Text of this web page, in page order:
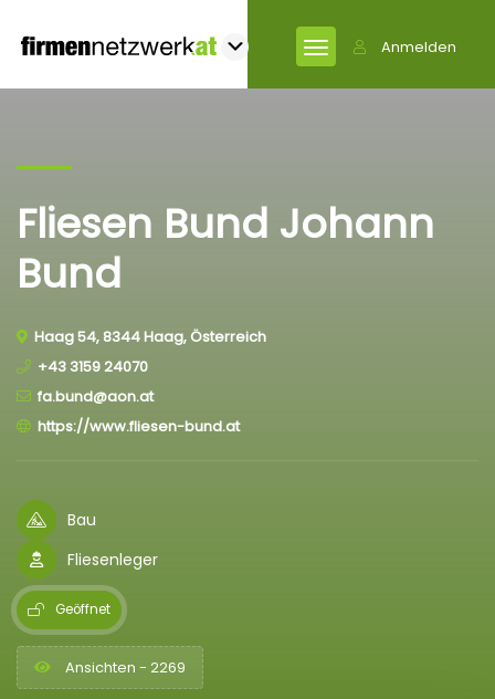
Anmelden
Fliesen Bund Johann
Bund
Haag 54, 8344 Haag, Österreich
+43 3159 24070
fa.bund@aon.at
https://www.fliesen-bund.at
Bau
Fliesenleger
Geöffnet
Ansichten - 2269